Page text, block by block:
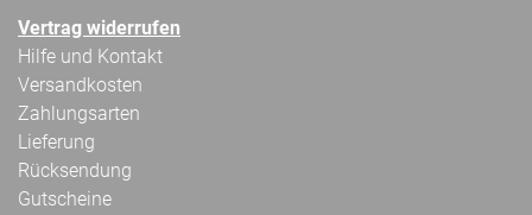
Vertrag widerrufen
Hilfe und Kontakt
Versandkosten
Zahlungsarten
Lieferung
Rücksendung
Gutscheine